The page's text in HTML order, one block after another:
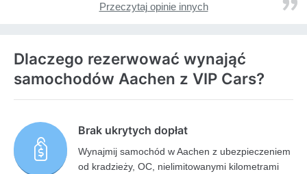
Przeczytaj opinie innych
Dlaczego rezerwować wynająć
samochodów Aachen z VIP Cars?
Brak ukrytych dopłat
Wynajmij samochód w Aachen z ubezpieczeniem
od kradzieży, OC, nielimitowanymi kilometrami